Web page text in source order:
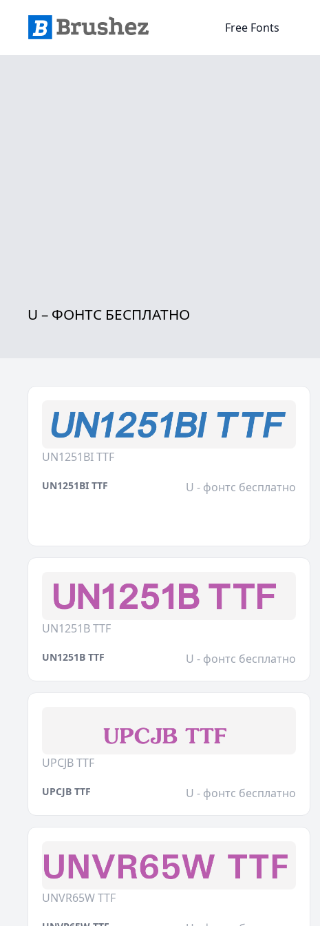
Free Fonts
U – ФОНТС БЕСПЛАТНО
UN1251BI TTF
UN1251BI TTF U - фонтс бесплатно
UN1251B TTF
UN1251B TTF U - фонтс бесплатно
UPCJB TTF
UPCJB TTF U - фонтс бесплатно
UNVR65W TTF